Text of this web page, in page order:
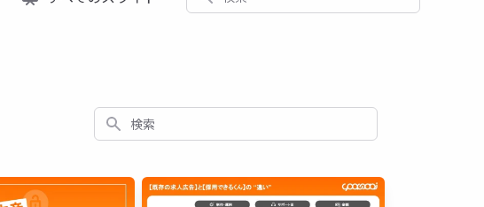
検索